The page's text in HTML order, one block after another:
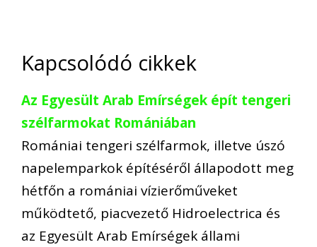
Kapcsolódó cikkek
Az Egyesült Arab Emírségek épít tengeri
szélfarmokat Romániában
Romániai tengeri szélfarmok, illetve úszó
napelemparkok építéséről állapodott meg
hétfőn a romániai vízierőműveket
működtető, piacvezető Hidroelectrica és
az Egyesült Arab Emírségek állami